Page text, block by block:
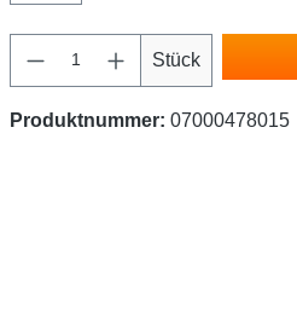
Stück
Produktnummer: 07000478015